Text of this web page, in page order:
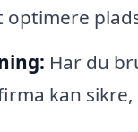
optimere
Har du
kan